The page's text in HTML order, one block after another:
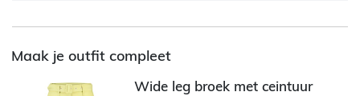
Maak je outfit compleet
Wide leg broek met ceintuur